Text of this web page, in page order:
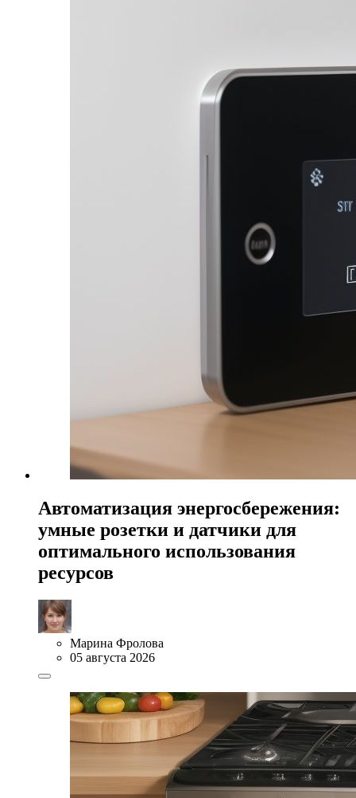
Автоматизация энергосбережения:
умные розетки и датчики для
оптимального использования
ресурсов
Марина Фролова
05 августа 2026